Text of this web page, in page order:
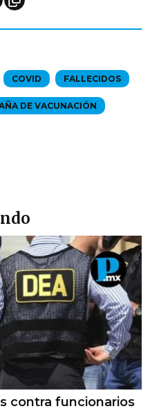
COVID FALLECIDOS
DE VACUNACIÓN
contra funcionarios